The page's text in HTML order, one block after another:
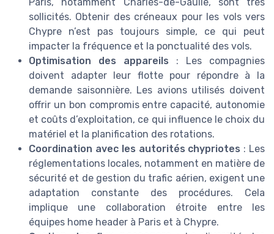
sollicités. Obtenir des créneaux pour les vols vers
Chypre n’est pas toujours simple, ce qui peut
impacter la fréquence et la ponctualité des vols.
Optimisation des appareils : Les compagnies
doivent adapter leur flotte pour répondre à la
demande saisonnière. Les avions utilisés doivent
offrir un bon compromis entre capacité, autonomie
et coûts d’exploitation, ce qui influence le choix du
matériel et la planification des rotations.
Coordination avec les autorités chypriotes : Les
réglementations locales, notamment en matière de
sécurité et de gestion du trafic aérien, exigent une
adaptation constante des procédures. Cela
implique une collaboration étroite entre les
équipes home header à Paris et à Chypre.